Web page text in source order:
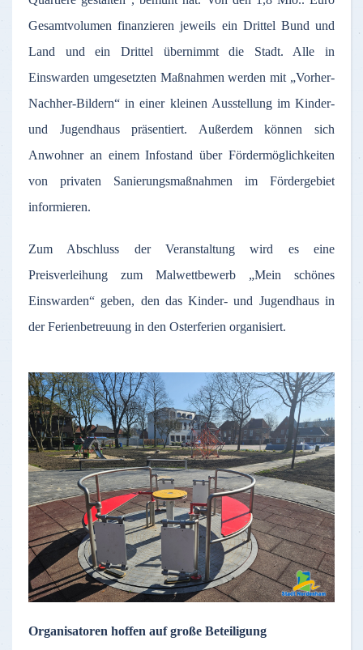
Gesamtvolumen finanzieren jeweils ein Drittel Bund und
Land und ein Drittel übernimmt die Stadt. Alle in
Einswarden umgesetzten Maßnahmen werden mit „Vorher-
Nachher-Bildern“ in einer kleinen Ausstellung im Kinder-
und Jugendhaus präsentiert. Außerdem können sich
Anwohner an einem Infostand über Fördermöglichkeiten
von privaten Sanierungsmaßnahmen im Fördergebiet
informieren.
Zum Abschluss der Veranstaltung wird es eine
Preisverleihung zum Malwettbewerb „Mein schönes
Einswarden“ geben, den das Kinder- und Jugendhaus in
der Ferienbetreuung in den Osterferien organisiert.
Organisatoren hoffen auf große Beteiligung